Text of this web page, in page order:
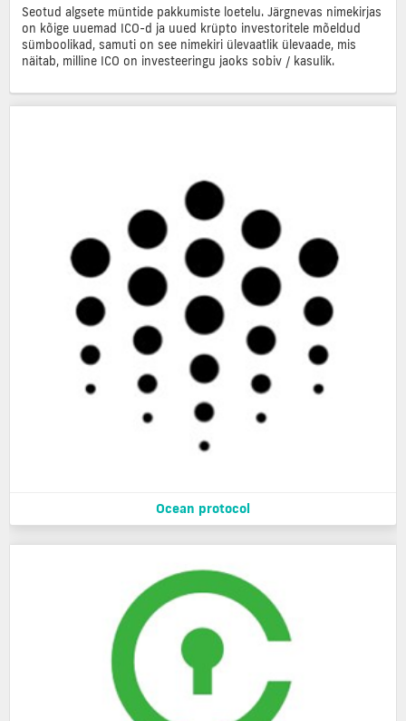
Seotud algsete müntide pakkumiste loetelu. Järgnevas nimekirjas
on kõige uuemad ICO-d ja uued krüpto investoritele mõeldud
sümboolikad, samuti on see nimekiri ülevaatlik ülevaade, mis
näitab, milline ICO on investeeringu jaoks sobiv / kasulik.
Ocean protocol